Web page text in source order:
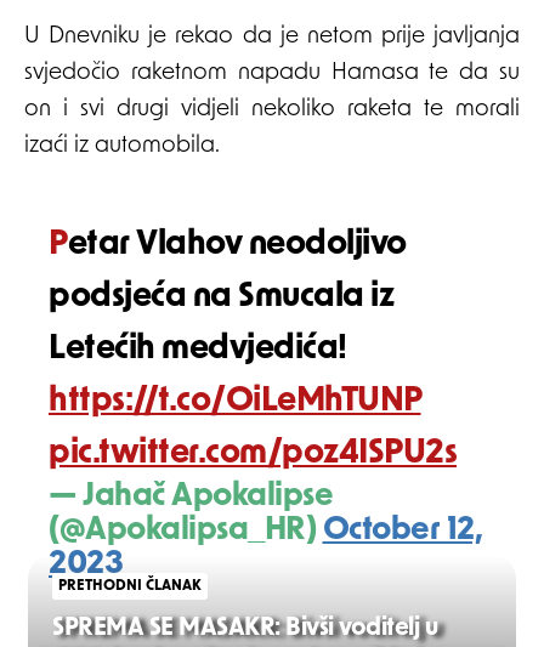
U Dnevniku je rekao da je netom prije javljanja
svjedočio raketnom napadu Hamasa te da su
on i svi drugi vidjeli nekoliko raketa te morali
izaći iz automobila.
Petar Vlahov neodoljivo
podsjeća na Smucala iz
Letećih medvjedića!
https://t.co/OiLeMhTUNP
pic.twitter.com/poz4ISPU2s
— Jahač Apokalipse
(@Apokalipsa_HR) October 12,
2023
PRETHODNI ČLANAK
SPREMA SE MASAKR: Bivši voditelj u